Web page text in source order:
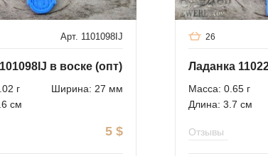
Арт. 1101098IJ
в воске (опт)
г
Ширина: 27 мм
см
5 $
26
Масса: 0.65 г
Длина: 3.7 см
Отзывы